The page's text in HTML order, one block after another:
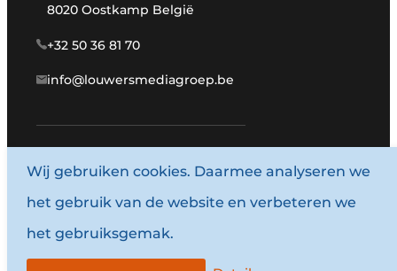
8020 Oostkamp België
+32 50 36 81 70
info@louwersmediagroep.be
www.louwersmediagroep.com
© 1987 - 2026 Louwersmediagroep.
Algemene voorwaarden
Wij gebruiken cookies. Daarmee analyseren we
het gebruik van de website en verbeteren we
het gebruiksgemak.